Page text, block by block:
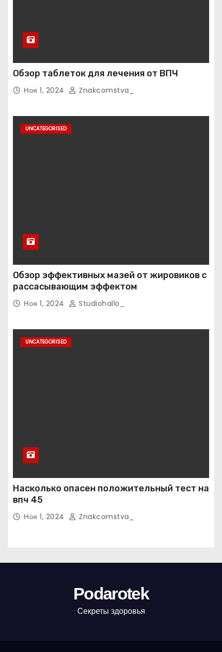
Обзор таблеток для лечения от ВПЧ
Ноя 1, 2024 Znakcomstva_
UNCATEGORISED
Обзор эффективных мазей от жировиков с
рассасывающим эффектом
Ноя 1, 2024 Studiohallo_
UNCATEGORISED
Насколько опасен положительный тест на
впч 45
Ноя 1, 2024 Znakcomstva_
Podarotek
Секреты здоровья